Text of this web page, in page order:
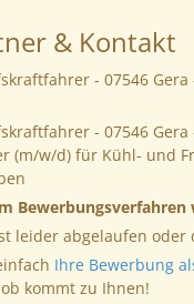
& Kontakt
- 07546
- 07546
(m/w/d) für Kühl- und
leider abgelaufen
Ihre Bewerbung
kommt zu Ihnen!